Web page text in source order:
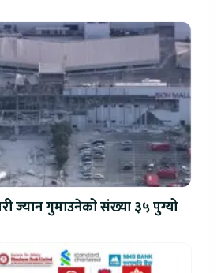
ज्यान गुमाउनेको संख्या ३५ पुग्यो